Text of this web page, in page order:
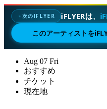
✦次のIFLYER iFLYERは、
このアーティストを
Aug 07 Fri
おすすめ
チケット
現在地